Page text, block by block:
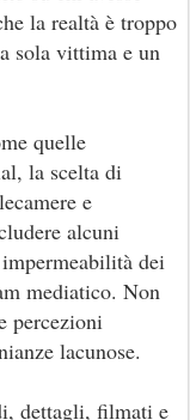
la realtà è troppo
sola vittima e un
quelle
la scelta di
e
alcuni
dei
mediatico. Non
percezioni
lacunose.
dettagli, filmati e